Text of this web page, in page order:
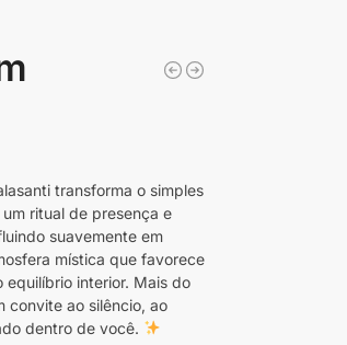
transforma o simples
ritual de presença e
suavemente em
mística que favorece
equilíbrio interior. Mais do
convite ao silêncio, ao
dentro de você.